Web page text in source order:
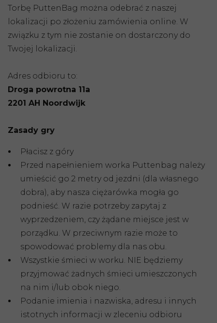
Torbę PuttenBag można odebrać z naszej
lokalizacji po złożeniu zamówienia online. W
związku z tym nie zostanie on dostarczony do
Twojej lokalizacji.
Adres odbioru to:
Droga powrotna 11a
2201 AH Noordwijk
Zasady gry
Płacisz z góry
Przed napełnieniem worka Puttenbag należy
umieścić go 2 metry od jezdni (dla własnego
dobra), aby nasza ciężarówka mogła go
podnieść. W razie potrzeby zapytaj z
wyprzedzeniem, czy żądane miejsce jest w
porządku. W przeciwnym razie może to
spowodować problemy dla nas obu.
Wszystkie śmieci w worku. NIE będziemy
przyjmować żadnych śmieci umieszczonych
na nim i/lub obok niego.
Podanie imienia i nazwiska, adresu i innych
istotnych informacji w zleceniu odbioru